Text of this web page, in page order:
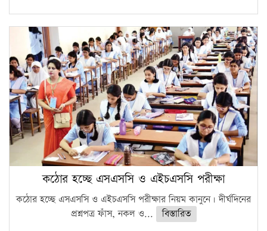
কঠোর হচ্ছে এসএসসি ও এইচএসসি পরীক্ষা
কঠোর হচ্ছে এসএসসি ও এইচএসসি পরীক্ষার নিয়ম কানুনে। দীর্ঘদিনের
প্রশ্নপত্র ফাঁস, নকল ও...
বিস্তারিত